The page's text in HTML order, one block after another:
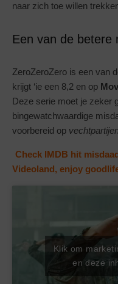
naar zich toe willen
Een van de betere
ZeroZeroZero is een van
krijgt ‘ie een 8,2 en op
Deze serie moet je zeker
bingewatchwaardige
voorbereid op
Check IMDB hit
Videoland, enjoy
Klik om
en deze